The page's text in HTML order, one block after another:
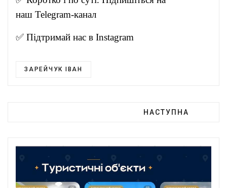
наш Telegram-канал
✅ Підтримай нас в Instagram
ЗАРЕЙЧУК ІВАН
НАСТУПНА